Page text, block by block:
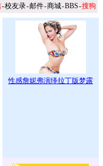
-校友录-邮件-商城-BBS-搜狗